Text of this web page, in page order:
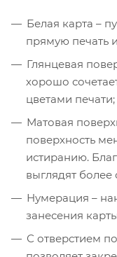
Белая карта –
прямую печать
Глянцевая
хорошо
цветами печати;
Матовая
поверхность
истиранию.
выглядят
Нумерация –
занесения
С отверстием